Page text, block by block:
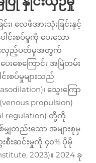
၊ လေဖိအားသုံးခြင်းနှင့်
င်းစပ်မှုကို ပေးသော
ေးလှည့်ပတ်မှုအတွက်
းစေကြောင်း အမြဲတမ်း
းစပ်မှုများသည်
၊ သွေးကြော
propulsion)
regulation) တို့ကို
ျှတည်းသော အများစုမှ
းဆင်းမှုကို ၄၀% ပိုမို
2023)။ 2024 ခု